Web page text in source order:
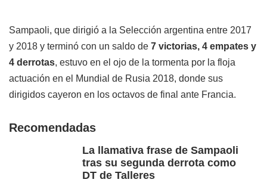
Sampaoli, que dirigió a la Selección argentina entre 2017
y 2018 y terminó con un saldo de 7 victorias, 4 empates y
4 derrotas, estuvo en el ojo de la tormenta por la floja
actuación en el Mundial de Rusia 2018, donde sus
dirigidos cayeron en los octavos de final ante Francia.
Recomendadas
La llamativa frase de Sampaoli
tras su segunda derrota como
DT de Talleres